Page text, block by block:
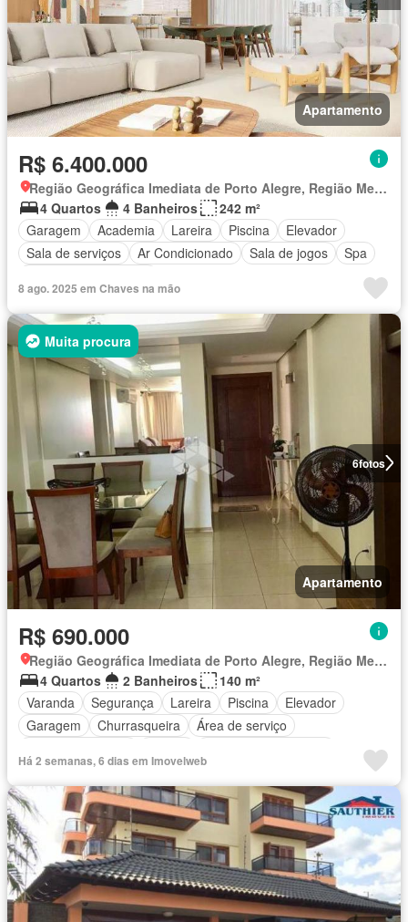
Apartamento
R$ 6.400.000
Região Geográfica Imediata de Porto Alegre, Região Metropolitana de Porto Alegre
4 Quartos
4 Banheiros
242 m²
Garagem
Academia Lareira Piscina
Elevador
Sala de serviços
Ar Condicionado Sala de jogos
Spa
8 ago. 2025 em Chaves na mão
6fotos
Muita procura
Apartamento
R$ 690.000
Região Geográfica Imediata de Porto Alegre, Região Metropolitana de Porto Alegre
4 Quartos
2 Banheiros
140 m²
Varanda
Segurança Lareira Piscina
Elevador
Garagem
Churrasqueira
Área de serviço
Há 2 semanas, 6 dias em Imovelweb